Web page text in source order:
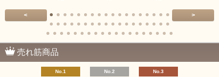
< >
売れ筋商品
No.1 No.2 No.3